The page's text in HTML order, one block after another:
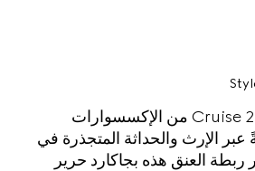
تشكّل مجموعة Cruise 2026 من الإكسسوارات
عبر الإرث والحداثة المتجذرة في
العنق هذه بجاكارد حرير